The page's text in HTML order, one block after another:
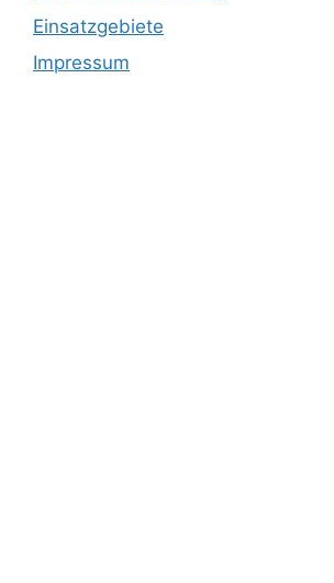
Einsatzgebiete
Impressum